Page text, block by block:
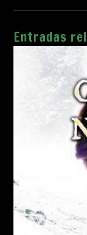
Entradas